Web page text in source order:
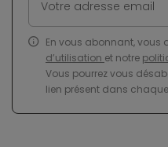
En vous abonnant, vous
d’utilisation et notre
Vous pourrez vous
lien présent dans